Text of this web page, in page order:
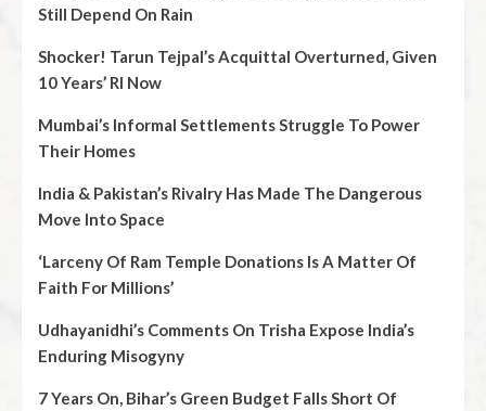
Still Depend On Rain
Shocker! Tarun Tejpal’s Acquittal Overturned, Given
10 Years’ RI Now
Mumbai’s Informal Settlements Struggle To Power
Their Homes
India & Pakistan’s Rivalry Has Made The Dangerous
Move Into Space
‘Larceny Of Ram Temple Donations Is A Matter Of
Faith For Millions’
Udhayanidhi’s Comments On Trisha Expose India’s
Enduring Misogyny
7 Years On, Bihar’s Green Budget Falls Short Of